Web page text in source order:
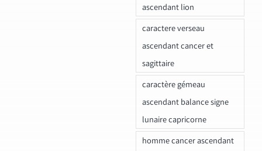
ascendant lion
caractere verseau
ascendant cancer et
sagittaire
caractère gémeau
ascendant balance signe
lunaire capricorne
homme cancer ascendant